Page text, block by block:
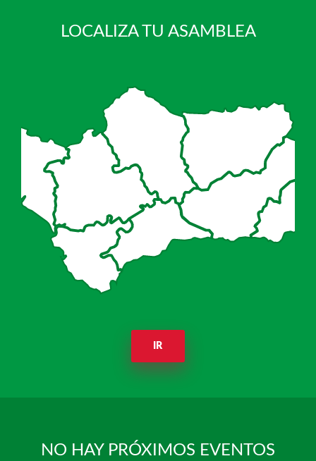
LOCALIZA TU ASAMBLEA
IR
NO HAY PRÓXIMOS EVENTOS